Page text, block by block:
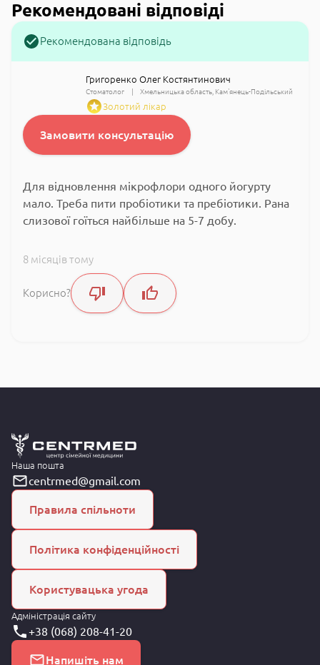
Рекомендовані відповіді
Рекомендована відповідь
Григоренко Олег Костянтинович
Стоматолог Хмельницька область Кам'янець-Подільський
Золотий лікар
Замовити консультацію
Для відновлення мікрофлори одного йогурту
мало. Треба пити пробіотики та пребіотики. Рана
слизової гоїться найбільше на 5-7 добу.
8 місяців тому
Корисно?
Наша пошта
centrmed@gmail.com
Правила спільноти
Політика конфіденційності
Користувацька угода
Адміністрація сайту
+38 (068) 208-41-20
Напишіть нам